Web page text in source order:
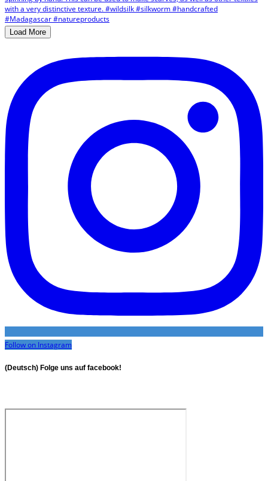
Load More
Follow on Instagram
(Deutsch) Folge uns auf facebook!